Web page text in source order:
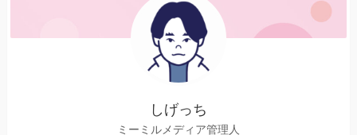
しげっち
ミーミルメディア管理人